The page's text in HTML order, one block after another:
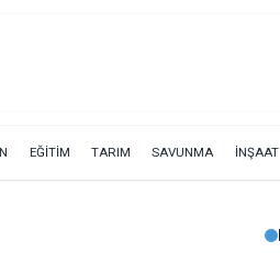
EĞİTİM TARIM SAVUNMA İNŞAAT